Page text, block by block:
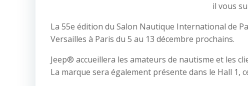
il vous
La 55e édition du Salon Nautique International de
Versailles à Paris du 5 au 13 décembre prochains.
Jeep® accueillera les amateurs de nautisme et les
La marque sera également présente dans le Hall 1,